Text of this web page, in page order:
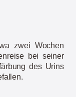
zwei Wochen
bei seiner
des Urins